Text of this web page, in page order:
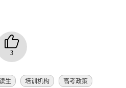
3
生 培训机构 高考政策